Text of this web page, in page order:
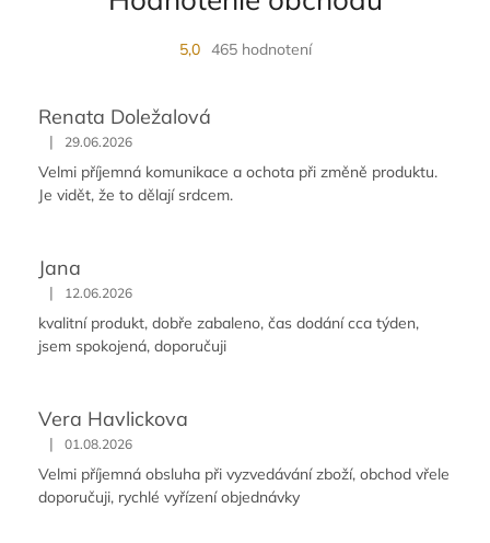
5,0 465 hodnotení
Renata Doležalová
| 29.06.2026
Velmi příjemná komunikace a ochota při změně produktu.
Je vidět, že to dělají srdcem.
Jana
| 12.06.2026
kvalitní produkt, dobře zabaleno, čas dodání cca týden,
jsem spokojená, doporučuji
Vera Havlickova
| 01.08.2026
Velmi příjemná obsluha při vyzvedávání zboží, obchod vřele
doporučuji, rychlé vyřízení objednávky